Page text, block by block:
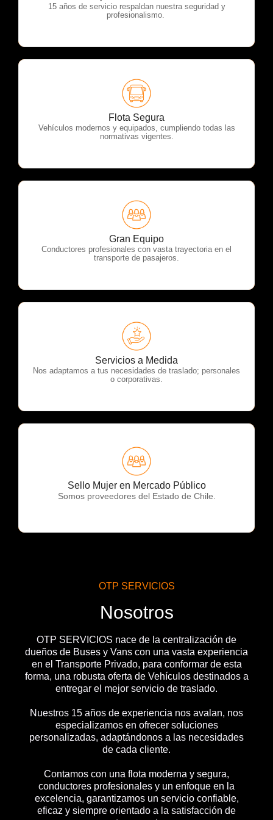
15 años de servicio respaldan nuestra seguridad y
profesionalismo.
Flota Segura
Vehículos modernos y equipados, cumpliendo todas las
normativas vigentes.
OTP Servicios
Gran Equipo
Conductores profesionales con vasta trayectoria en el
transporte de pasajeros.
OTP Servicios
Servicios a Medida
Nos adaptamos a tus necesidades de traslado; personales
o corporativas.
OTP Servicios
Sello Mujer en Mercado Público
Somos proveedores del Estado de Chile.
OTP Servicios
OTP SERVICIOS
Nosotros
OTP SERVICIOS nace de la centralización de
dueños de Buses y Vans con una vasta experiencia
en el Transporte Privado, para conformar de esta
forma, una robusta oferta de Vehículos destinados a
entregar el mejor servicio de traslado.
Nuestros 15 años de experiencia nos avalan, nos
especializamos en ofrecer soluciones
personalizadas, adaptándonos a las necesidades
de cada cliente.
Contamos con una flota moderna y segura,
conductores profesionales y un enfoque en la
excelencia, garantizamos un servicio confiable,
eficaz y siempre orientado a la satisfacción de